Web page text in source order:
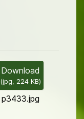
Download
(jpg, 224 KB)
p3433.jpg